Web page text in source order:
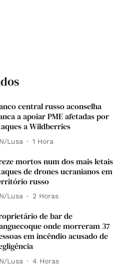
central russo aconselha
a apoiar PME afetadas por
a Wildberries
Lusa 1 Hora
mortos num dos mais letais
de drones ucranianos em
russo
Lusa 2 Horas
de bar de
onde morreram 37
em incêndio acusado de
Lusa 4 Horas